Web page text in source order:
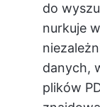
do
nurkuje
danych,
plików